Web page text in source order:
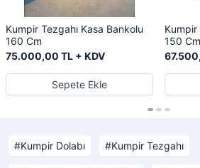
Kumpir Tezgahı Kasa Bankolu
160 Cm
75.000,00 TL + KDV
Sepete Ekle
Kumpir
150 Cm
Kumpir Dolabı Kumpir Tezgahı